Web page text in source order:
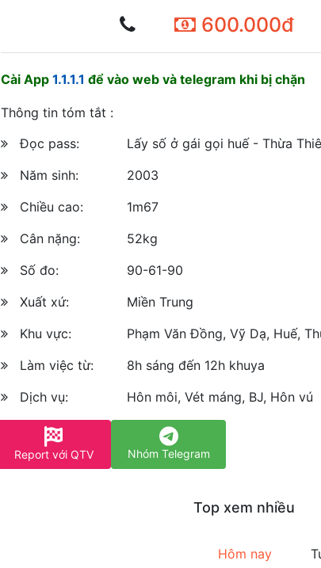
600.000đ
Cài App 1.1.1.1 để vào web và telegram khi bị chặn
Thông tin tóm tắt :
Đọc pass:
Lấy số ở gái gọi huế - Thừa
Năm sinh:
2003
Chiều cao:
1m67
Cân nặng:
52kg
Số đo:
90-61-90
Xuất xứ:
Miền Trung
Khu vực:
Phạm Văn Đồng, Vỹ Dạ, Huế,
Làm việc từ:
8h sáng đến 12h khuya
Dịch vụ:
Hôn môi, Vét máng, BJ, Hôn vú
Report với QTV Nhóm Telegram
Top xem nhiều
Hôm nay